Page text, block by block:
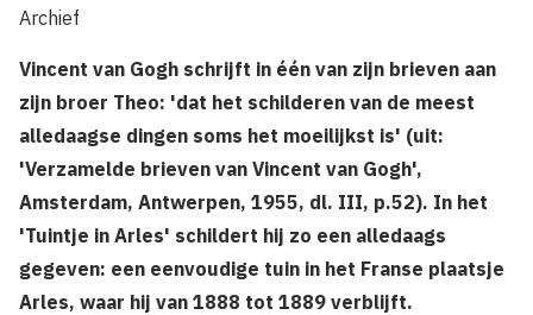
Archief
Vincent van Gogh schrijft in één van zijn brieven aan
zijn broer Theo: 'dat het schilderen van de meest
alledaagse dingen soms het moeilijkst is' (uit:
'Verzamelde brieven van Vincent van Gogh',
Amsterdam, Antwerpen, 1955, dl. III, p.52). In het
'Tuintje in Arles' schildert hij zo een alledaags
gegeven: een eenvoudige tuin in het Franse plaatsje
Arles, waar hij van 1888 tot 1889 verblijft.